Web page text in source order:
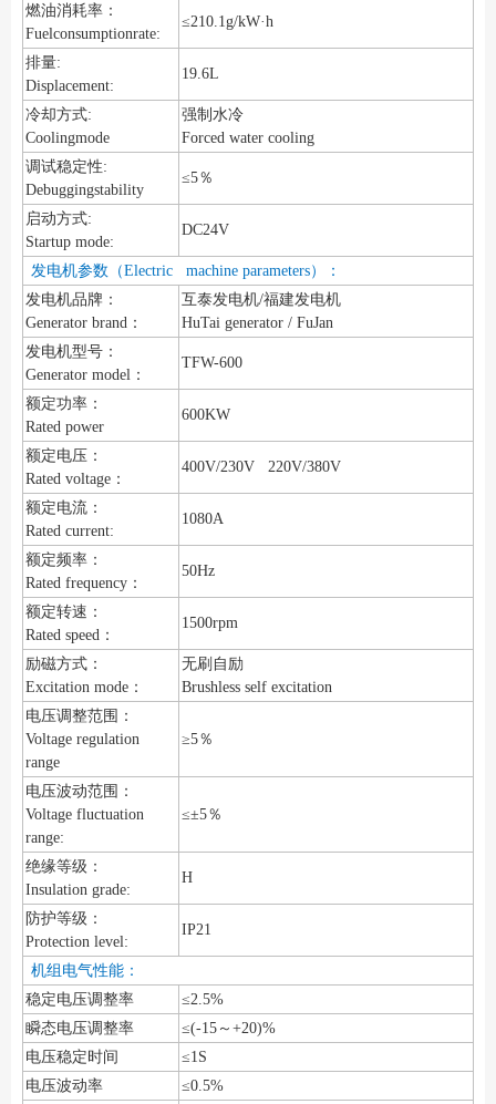
燃油消耗率：
Fuelconsumptionrate:
≤210.1g/kW·h
排量:
Displacement:
19.6L
冷却方式:
Coolingmode
强制水冷
Forced water cooling
调试稳定性:
Debuggingstability
≤5％
启动方式:
Startup mode:
DC24V
发电机参数（Electric machine parameters）：
发电机品牌：
Generator brand：
互泰发电机/福建发电机
HuTai generator / FuJan
发电机型号：
Generator model：
TFW-600
额定功率：
Rated power
600KW
额定电压：
Rated voltage：
400V/230V 220V/380V
额定电流：
Rated current:
1080A
额定频率：
Rated frequency：
50Hz
额定转速：
Rated speed：
1500rpm
励磁方式：
Excitation mode：
无刷自励
Brushless self excitation
电压调整范围：
Voltage regulation
range
≥5％
电压波动范围：
Voltage fluctuation
range:
≤±5％
绝缘等级：
Insulation grade:
H
防护等级：
Protection level:
IP21
机组电气性能：
稳定电压调整率
≤2.5%
瞬态电压调整率
≤(-15～+20)%
电压稳定时间
≤1S
电压波动率
≤0.5%